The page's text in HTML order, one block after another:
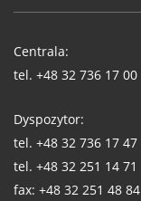
WUG
Centrala:
tel. +48 32 736 17 00
Dyspozytor:
tel. +48 32 736 17 47
tel. +48 32 251 14 71
fax: +48 32 251 48 84